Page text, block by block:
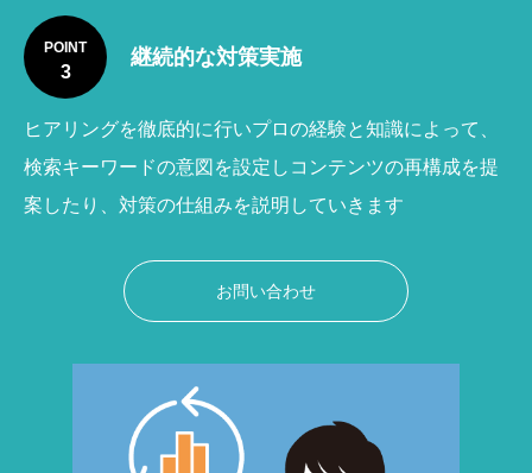
POINT
3
継続的な対策実施
ヒアリングを徹底的に行いプロの経験と知識によって、
検索キーワードの意図を設定しコンテンツの再構成を提
案したり、対策の仕組みを説明していきます
お問い合わせ